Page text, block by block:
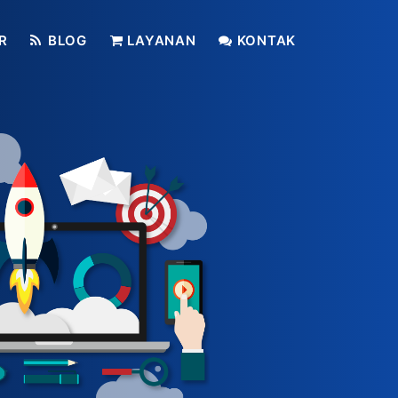
BLOG LAYANAN KONTAK